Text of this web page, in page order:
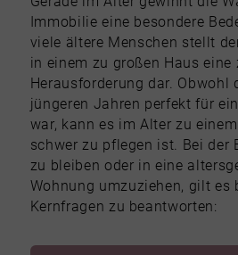
Immobilie eine besondere
viele ältere Menschen stellt
in einem zu großen Haus eine
Herausforderung dar. Obwohl
jüngeren Jahren perfekt für
war, kann es im Alter zu
schwer zu pflegen ist. Bei der
zu bleiben oder in eine
Wohnung umzuziehen, gilt es
Kernfragen zu beantworten: